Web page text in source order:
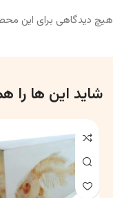
هیچ دیدگاهی برای این
شاید این ها را